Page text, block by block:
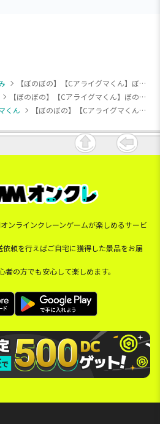
【ぼのぼの】【Cアライグマくん】ぼのぼの アニバーサリーぬいぐるみBIG
【ぼのぼの】【Cアライグマくん】ぼのぼの アニバーサリーぬいぐるみBIG
くん 【ぼのぼの】【Cアライグマくん】ぼのぼの アニバーサリーぬいぐるみBIG
ンラインクレーンゲームが楽しめるサービ
頼を行えばご自宅に獲得した景品をお届
の方でも安心して楽しめます。